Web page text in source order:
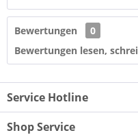
Bewertungen
0
Bewertungen lesen,
Service Hotline
Shop Service